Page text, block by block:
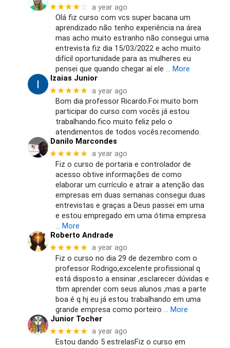
★★★★☆ a year ago
Olá fiz curso com vcs super bacana um
aprendizado não tenho experiência na área
mas acho muito estranho não consegui uma
entrevista fiz dia 15/03/2022 e acho muito
difícil oportunidade para as mulheres eu
pensei que quando chegar aí ele … More
Izaias Junior
★★★★★ a year ago
Bom dia professor Ricardo.Foi muito bom
participar do curso com vocês já estou
trabalhando.fico muito feliz pelo o
atendimentos de todos vocês.recomendo.
Danilo Marcondes
★★★★★ a year ago
Fiz o curso de portaria e controlador de
acesso obtive informações de como
elaborar um currículo e atrair a atenção das
empresas em duas semanas consegui duas
entrevistas e graças a Deus passei em uma
e estou empregado em uma ótima empresa
… More
Roberto Andrade
★★★★★ a year ago
Fiz o curso no dia 29 de dezembro com o
professor Rodrigo,excelente profissional q
está disposto a ensinar ,esclarecer dúvidas e
tbm aprender com seus alunos ,mas a parte
boa é q hj eu já estou trabalhando em uma
grande empresa como porteiro … More
Junior Tocher
★★★★★ a year ago
Estou dando 5 estrelasFiz o curso em